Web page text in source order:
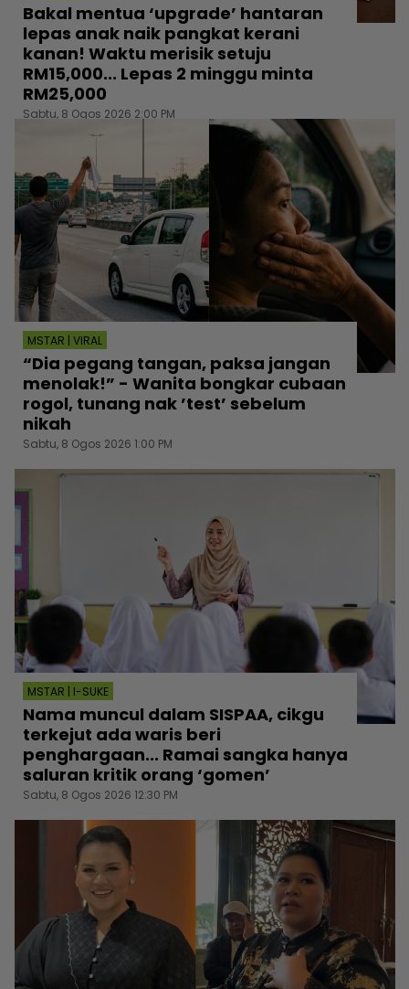
Bakal mentua ‘upgrade’ hantaran
lepas anak naik pangkat kerani
kanan! Waktu merisik setuju
RM15,000... Lepas 2 minggu minta
RM25,000
Sabtu, 8 Ogos 2026 2:00 PM
MSTAR | VIRAL
“Dia pegang tangan, paksa jangan
menolak!” - Wanita bongkar cubaan
rogol, tunang nak ’test’ sebelum
nikah
Sabtu, 8 Ogos 2026 1:00 PM
MSTAR | I-SUKE
Nama muncul dalam SISPAA, cikgu
terkejut ada waris beri
penghargaan... Ramai sangka hanya
saluran kritik orang ‘gomen’
Sabtu, 8 Ogos 2026 12:30 PM